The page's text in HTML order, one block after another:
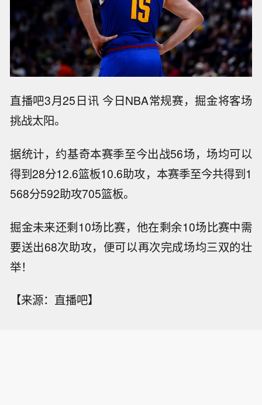
直播吧3月25日讯 今日NBA常规赛，掘金将客场
挑战太阳。
据统计，约基奇本赛季至今出战56场，场均可以
得到28分12.6篮板10.6助攻，本赛季至今共得到1
568分592助攻705篮板。
掘金未来还剩10场比赛，他在剩余10场比赛中需
要送出68次助攻，便可以再次完成场均三双的壮
举！
【来源：直播吧】